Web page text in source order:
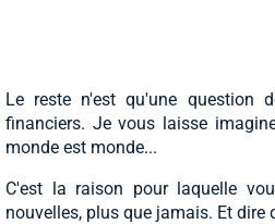
Le reste n'est qu'une question
financiers. Je vous laisse
monde est monde...
C'est la raison pour laquelle
nouvelles, plus que jamais. Et dire